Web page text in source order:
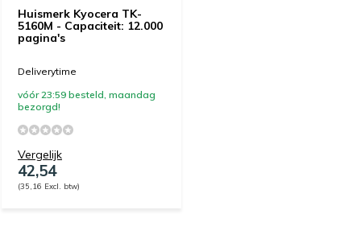
Huismerk Kyocera TK-
5160M - Capaciteit: 12.000
pagina's
Deliverytime
vóór 23:59 besteld, maandag
bezorgd!
Vergelijk
42,54
(35,16 Excl. btw)